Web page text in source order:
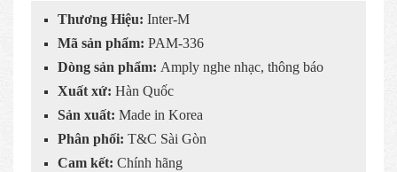
Thương Hiệu: Inter-M
Mã sản phẩm: PAM-336
Dòng sản phẩm: Amply nghe nhạc, thông báo
Xuất xứ: Hàn Quốc
Sản xuất: Made in Korea
Phân phối: T&C Sài Gòn
Cam kết: Chính hãng